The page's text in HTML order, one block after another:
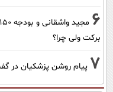
6
برکت ولی چرا؟
7 پیام روشن پزشکیان در